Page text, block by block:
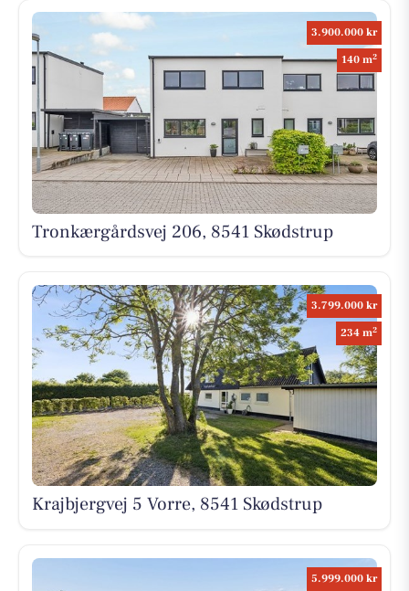
3.900.000 kr
140 m2
Tronkærgårdsvej 206, 8541 Skødstrup
3.799.000 kr
234 m2
Krajbjergvej 5 Vorre, 8541 Skødstrup
5.999.000 kr